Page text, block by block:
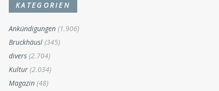
KATEGORIEN
Ankündigungen (1.906)
Bruckhäusl (345)
divers (2.704)
Kultur (2.034)
Magazin (48)